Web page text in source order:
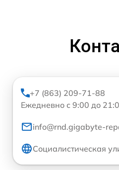
+7 (863) 209-71-88
Ежедневно с 9:00 до
info@rnd.gigabyte-
Социалистическая